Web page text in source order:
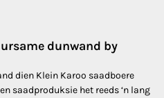
dunwand by
dien Klein Karoo saadboere
saadproduksie het reeds ‘n lang